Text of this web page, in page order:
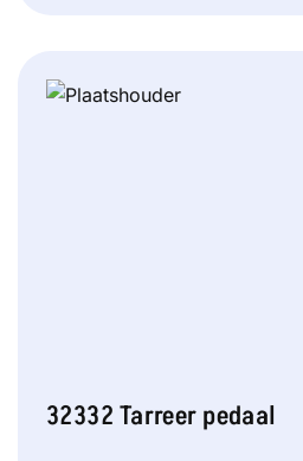
32332 Tarreer pedaal